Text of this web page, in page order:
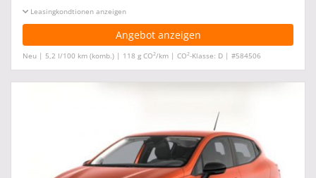
Leasingkonditionen ein-/ausblenden
Angebot anzeigen
Neu | 5,2 l/100 km (komb.) | 118 g CO2/km | CO2-Klasse: D | #584506